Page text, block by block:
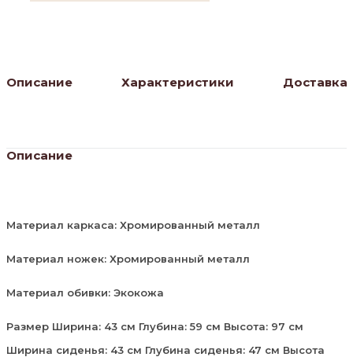
Описание Характеристики Доставка
Описание
Материал каркаса: Хромированный металл
Материал ножек: Хромированный металл
Материал обивки: Экокожа
Размер Ширина: 43 см Глубина: 59 см Высота: 97 см
Ширина сиденья: 43 см Глубина сиденья: 47 см Высота